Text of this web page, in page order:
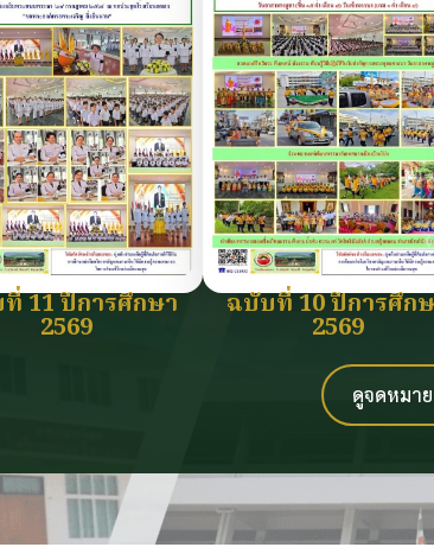
11 ปีการศึกษา
2569
ฉบับที่ 10 ปีการศึก
2569
ดูจดหมา